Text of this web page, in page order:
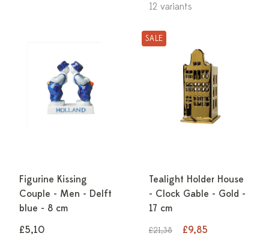
12 variants
Figurine Kissing
Couple - Men - Delft
blue - 8 cm
£5,10
SALE
Tealight Holder House
- Clock Gable - Gold -
17 cm
£21,38
£9,85